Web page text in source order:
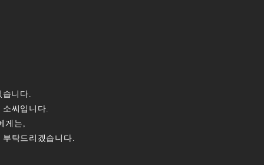
습니다.
씨입니다.
게는,
탁드리겠습니다.